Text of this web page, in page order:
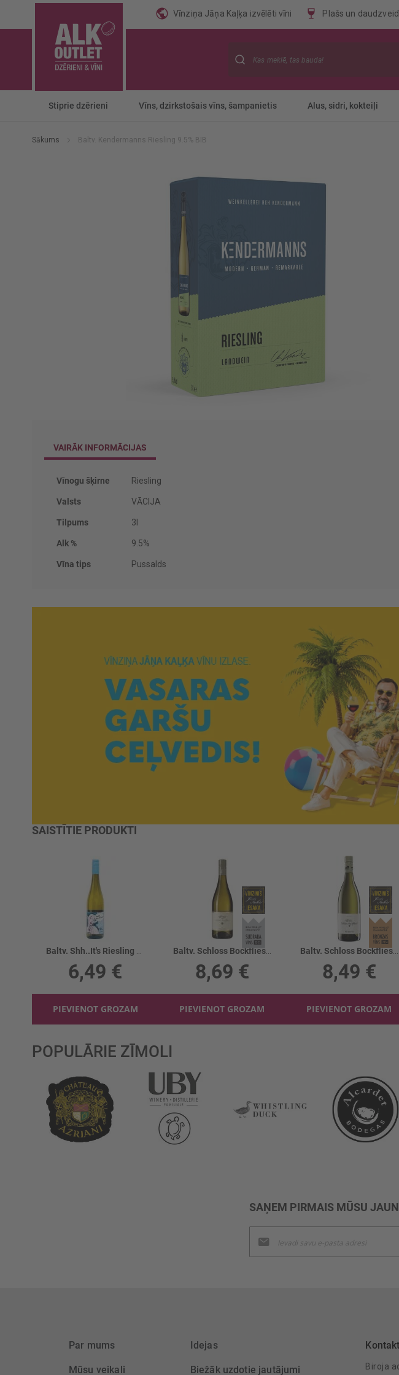
Vīnziņa Jāņa Kaļķa izvēlēti vīni Plašs un
Stiprie dzērieni Vīns, dzirkstošais vīns, šampanietis Alus, sidri, kokteiļi
Sākums Baltv. Kendermanns Riesling 9.5% BIB
sākumuVAIRĀK INFORMĀCIJAS
Vairāk
Vīnogu šķirne Riesling
Valsts VĀCIJA
Tilpums 3l
Alk % 9.5%
Vīna tips Pussalds
SAISTĪTIE PRODUKTI
Baltv. Shh..It's Riesling Qualitatswein11.5%
6,49 €
PIEVIENOT GROZAM
Baltv. Schloss Bockfliess Riesling 13.5%
8,69 €
PIEVIENOT GROZAM
Baltv. Schloss Bockfliess Muskateller 14%
8,49 €
PIEVIENOT GROZAM
POPULĀRIE ZĪMOLI
SAŅEM PIRMAIS MŪSU
jaunumu
saņemšanai:
Par mums
Mūsu veikali
Idejas
Biežāk uzdotie jautājumi Biroja